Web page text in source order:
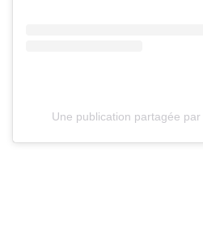
Une publication partagée